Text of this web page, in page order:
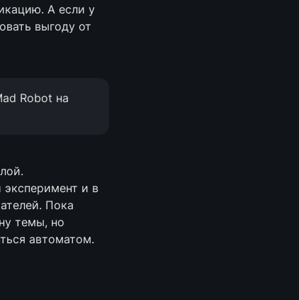
А если у
выгоду от
Robot на
и в
темы, но
автоматом.